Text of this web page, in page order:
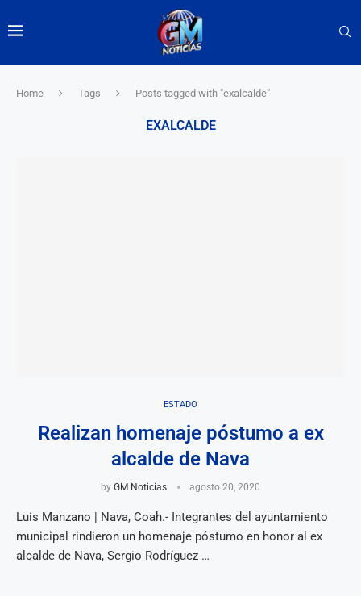
Home Tags Posts tagged with "exalcalde"
EXALCALDE
ESTADO
Realizan homenaje póstumo a ex
alcalde de Nava
by GM Noticias agosto 20, 2020
Luis Manzano | Nava, Coah.- Integrantes del ayuntamiento
municipal rindieron un homenaje póstumo en honor al ex
alcalde de Nava, Sergio Rodríguez …